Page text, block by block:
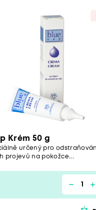
Krém 50 g
určený pro
projevů na pokožce...